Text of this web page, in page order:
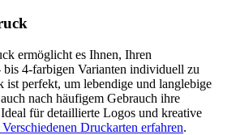
ermöglicht es Ihnen, Ihren
bis 4-farbigen Varianten individuell zu
ist perfekt, um lebendige und langlebige
nach häufigem Gebrauch ihre
für detaillierte Logos und kreative
Druckarten erfahren.